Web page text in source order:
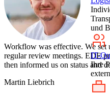
Workflow was effective. We set
regular review meetings. EDE
then informed us on status and
Martin Liebrich
und
IT-
Ihre